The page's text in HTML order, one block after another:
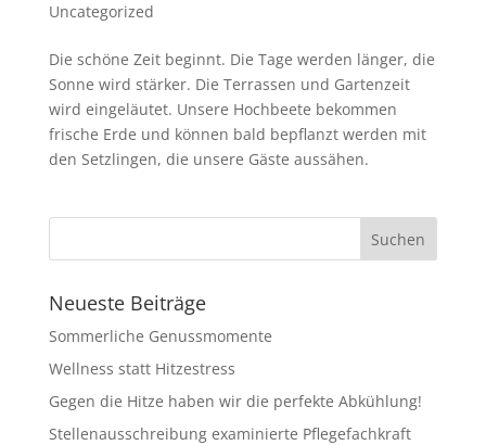
Uncategorized
Die schöne Zeit beginnt. Die Tage werden länger, die
Sonne wird stärker. Die Terrassen und Gartenzeit
wird eingeläutet. Unsere Hochbeete bekommen
frische Erde und können bald bepflanzt werden mit
den Setzlingen, die unsere Gäste aussähen.
Neueste Beiträge
Sommerliche Genussmomente
Wellness statt Hitzestress
Gegen die Hitze haben wir die perfekte Abkühlung!
Stellenausschreibung examinierte Pflegefachkraft